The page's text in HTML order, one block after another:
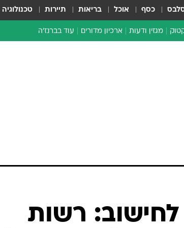
כסף אוכל בריאות תיירות טכנולוגיה
מגזין ודעות ארכיון מדורים עוד בברנז'ה
לחישוב: רשות